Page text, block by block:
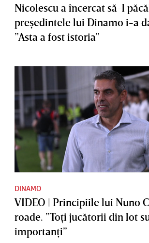
Nicolescu a încercat să-l
preşedintele lui Dinamo i-a
”Asta a fost istoria”
DINAMO
VIDEO | Principiile lui Nuno
roade. ”Toţi jucătorii din lot
importanţi”